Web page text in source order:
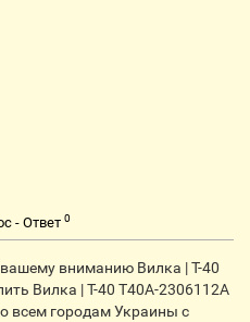
- Ответ 0
вниманию Вилка | Т-40
Вилка | Т-40 Т40А-2306112А
всем городам Украины с